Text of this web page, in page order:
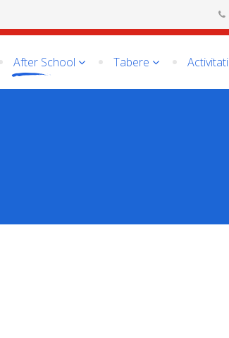
After School Tabere Activitati